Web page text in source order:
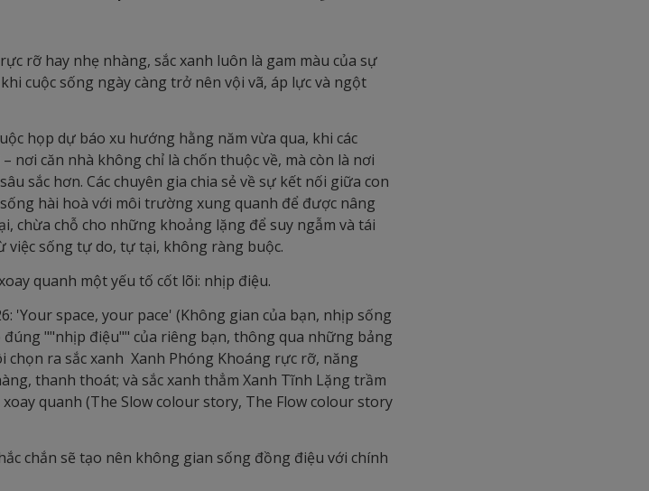
rỡ hay nhẹ nhàng, sắc xanh luôn là gam màu của sự
cuộc sống ngày càng trở nên vội vã, áp lực và ngột
họp dự báo xu hướng hằng năm vừa qua, khi các
nơi căn nhà không chỉ là chốn thuộc về, mà còn là nơi
sắc hơn. Các chuyên gia chia sẻ về sự kết nối giữa con
hài hoà với môi trường xung quanh để được nâng
chừa chỗ cho những khoảng lặng để suy ngẫm và tái
sống tự do, tự tại, không ràng buộc.
quanh một yếu tố cốt lõi: nhịp điệu.
'Your space, your pace' (Không gian của bạn, nhịp sống
""nhịp điệu"" của riêng bạn, thông qua những bảng
chọn ra sắc xanh Xanh Phóng Khoáng rực rỡ, năng
thanh thoát; và sắc xanh thẳm Xanh Tĩnh Lặng trầm
quanh (The Slow colour story, The Flow colour story
chắn sẽ tạo nên không gian sống đồng điệu với chính